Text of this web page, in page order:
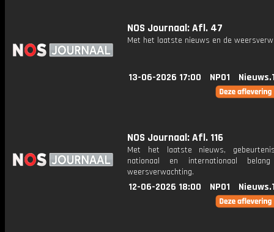
NOS Journaal: Afl. 47
Met het laatste nieuws en de
13-06-2026 17:00 NPO1
NOS Journaal: Afl. 116
Met het laatste nieuws,
nationaal en internationaal
weersverwachting.
12-06-2026 18:00 NPO1